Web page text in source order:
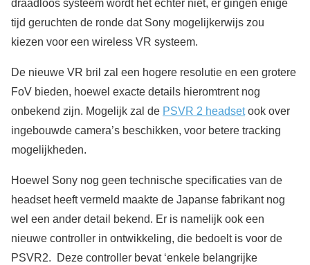
draadloos systeem wordt het echter niet, er gingen enige
tijd geruchten de ronde dat Sony mogelijkerwijs zou
kiezen voor een wireless VR systeem.
De nieuwe VR bril zal een hogere resolutie en een grotere
FoV bieden, hoewel exacte details hieromtrent nog
onbekend zijn. Mogelijk zal de PSVR 2 headsetook over
ingebouwde camera’s beschikken, voor betere tracking
mogelijkheden.
Hoewel Sony nog geen technische specificaties van de
headset heeft vermeld maakte de Japanse fabrikant nog
wel een ander detail bekend. Er is namelijk ook een
nieuwe controller in ontwikkeling, die bedoelt is voor de
PSVR2. Deze controller bevat ‘enkele belangrijke